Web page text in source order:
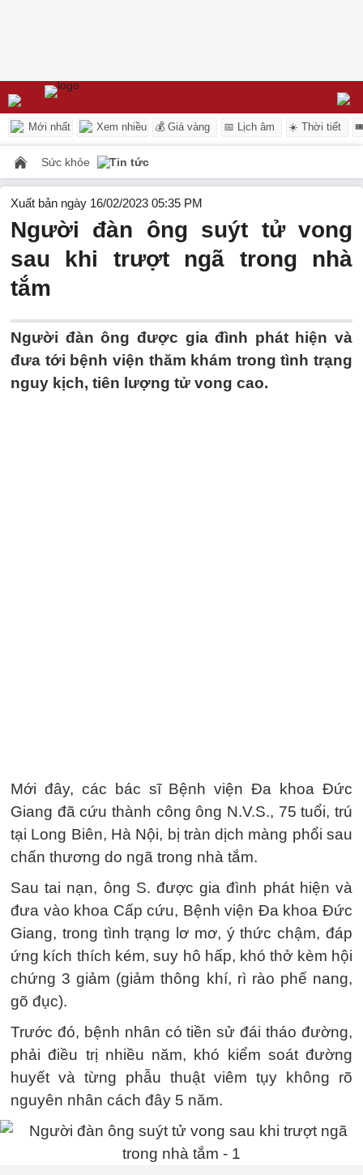
Mới nhất Xem nhiều 💰 Giá vàng 📅 Lịch âm ☀️ Thời tiết
Sức khỏe Tin tức
Xuất bản ngày 16/02/2023 05:35 PM
Người đàn ông suýt tử vong
sau khi trượt ngã trong nhà
tắm
Người đàn ông được gia đình phát hiện và
đưa tới bệnh viện thăm khám trong tình trạng
nguy kịch, tiên lượng tử vong cao.
Mới đây, các bác sĩ Bệnh viện Đa khoa Đức
Giang đã cứu thành công ông N.V.S., 75 tuổi, trú
tại Long Biên, Hà Nội, bị tràn dịch màng phổi sau
chấn thương do ngã trong nhà tắm.
Sau tai nạn, ông S. được gia đình phát hiện và
đưa vào khoa Cấp cứu, Bệnh viện Đa khoa Đức
Giang, trong tình trạng lơ mơ, ý thức chậm, đáp
ứng kích thích kém, suy hô hấp, khó thở kèm hội
chứng 3 giảm (giảm thông khí, rì rào phế nang,
gõ đục).
Trước đó, bệnh nhân có tiền sử đái tháo đường,
phải điều trị nhiều năm, khó kiểm soát đường
huyết và từng phẫu thuật viêm tụy không rõ
nguyên nhân cách đây 5 năm.